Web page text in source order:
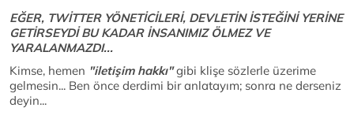
EĞER, TWİTTER YÖNETİCİLERİ, DEVLETİN İSTEĞİNİ YERİNE
GETİRSEYDİ BU KADAR İNSANIMIZ ÖLMEZ VE
YARALANMAZDI...
Kimse, hemen "iletişim hakkı"gibi klişe sözlerle üzerime
gelmesin... Ben önce derdimi bir anlatayım; sonra ne derseniz
deyin...